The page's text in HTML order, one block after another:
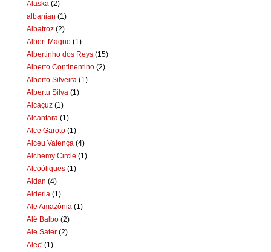
Alaska (2)
albanian (1)
Albatroz (2)
Albert Magno (1)
Albertinho dos Reys (15)
Alberto Continentino (2)
Alberto Silveira (1)
Albertu Silva (1)
Alcaçuz (1)
Alcantara (1)
Alce Garoto (1)
Alceu Valença (4)
Alchemy Circle (1)
Alcoóliques (1)
Aldan (4)
Alderia (1)
Ale Amazônia (1)
Alê Balbo (2)
Ale Sater (2)
Alec' (1)